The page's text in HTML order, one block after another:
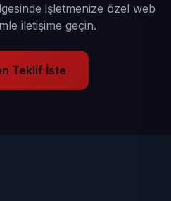
işletmenize özel web
iletişime geçin.
Teklif İste